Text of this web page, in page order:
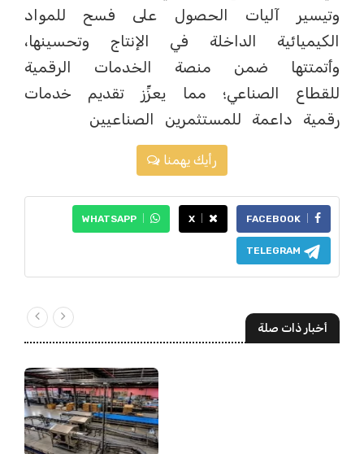
وتيسير آليات الحصول على فسح للمواد
الكيميائية الداخلة في الإنتاج وتحسينها،
وأتمتتها ضمن منصة الخدمات الرقمية
للقطاع الصناعي؛ مما يعزِّز تقديم خدمات
رقمية داعمة للمستثمرين الصناعيين
رأيك يهمنا
FACEBOOK
X
WHATSAPP
TELEGRAM
أخبار ذات صلة